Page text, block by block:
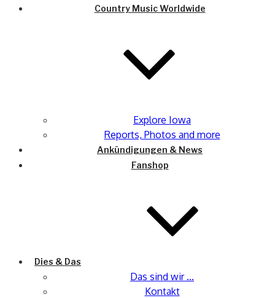
Country Music Worldwide
Explore Iowa
Reports, Photos and more
Ankündigungen & News
Fanshop
Dies & Das
Das sind wir …
Kontakt